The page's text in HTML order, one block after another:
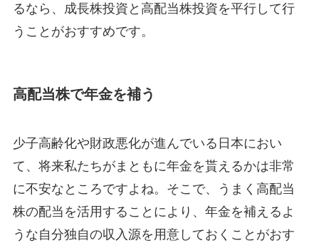
るなら、成長株投資と高配当株投資を平行して行
うことがおすすめです。
高配当株で年金を補う
少子高齢化や財政悪化が進んでいる日本におい
て、将来私たちがまともに年金を貰えるかは非常
に不安なところですよね。そこで、うまく高配当
株の配当を活用することにより、年金を補えるよ
うな自分独自の収入源を用意しておくことがおす